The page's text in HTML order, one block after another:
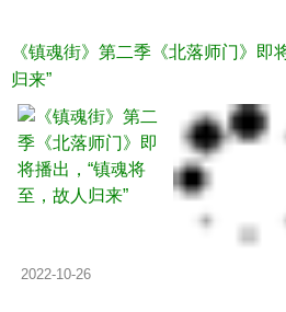
《镇魂街》第二季《北落师门》即
归来”